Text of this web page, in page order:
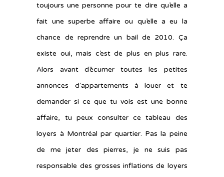
toujours une personne pour te dire qu’elle a
fait une superbe affaire ou qu’elle a eu la
chance de reprendre un bail de 2010. Ça
existe oui, mais c’est de plus en plus rare.
Alors avant d’écumer toutes les petites
annonces d’appartements à louer et te
demander si ce que tu vois est une bonne
affaire, tu peux consulter ce tableau des
loyers à Montréal par quartier. Pas la peine
de me jeter des pierres, je ne suis pas
responsable des grosses inflations de loyers